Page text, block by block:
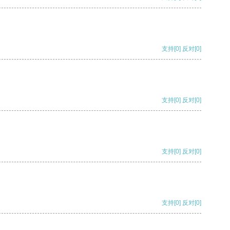
支持[0] 反对[0]
支持[0] 反对[0]
支持[0] 反对[0]
支持[0] 反对[0]